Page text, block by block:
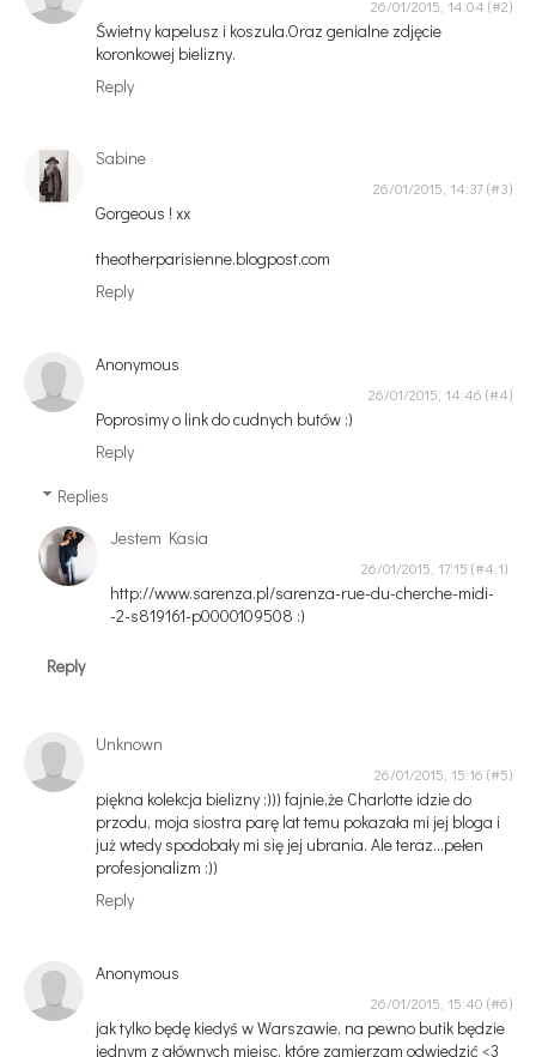
26/01/2015, 14:04
Świetny kapelusz i koszula.Oraz genialne zdjęcie
koronkowej bielizny.
Reply
Sabine
26/01/2015, 14:37
Gorgeous ! xx
theotherparisienne.blogpost.com
Reply
Anonymous
26/01/2015, 14:46
Poprosimy o link do cudnych butów :)
Reply
Replies
Jestem Kasia
26/01/2015, 17:15
http://www.sarenza.pl/sarenza-rue-du-cherche-midi-
-2-s819161-p0000109508 :)
Reply
Unknown
26/01/2015, 15:16
piękna kolekcja bielizny :))) fajnie,że Charlotte idzie do
przodu, moja siostra parę lat temu pokazała mi jej bloga i
już wtedy spodobały mi się jej ubrania. Ale teraz...pełen
profesjonalizm :))
Reply
Anonymous
26/01/2015, 15:40
jak tylko będę kiedyś w Warszawie, na pewno butik będzie
jednym z głównych miejsc, które zamierzam odwiedzić <3